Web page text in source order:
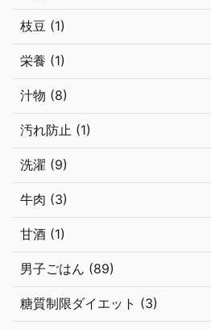
枝豆 (1)
栄養 (1)
汁物 (8)
汚れ防止 (1)
洗濯 (9)
牛肉 (3)
甘酒 (1)
男子ごはん (89)
糖質制限ダイエット (3)